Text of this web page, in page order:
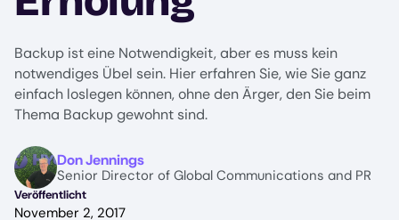
Backup ist eine Notwendigkeit, aber es muss kein
notwendiges Übel sein. Hier erfahren Sie, wie Sie ganz
einfach loslegen können, ohne den Ärger, den Sie beim
Thema Backup gewohnt sind.
ImageDon Jennings
Senior Director of Global Communications and PR
Veröffentlicht
November 2, 2017